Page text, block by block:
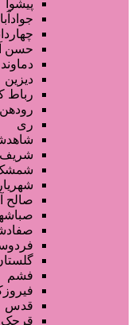
محصولات
محصولات
محصولات
تجهیزات
خدمات دندانپزشکی
سایر خدمات
پیشوا
حسن
دماوند
دیزین
رباط
رودهن
ری
شریف
شهریار
صالح
فشم
قدس
قرچک